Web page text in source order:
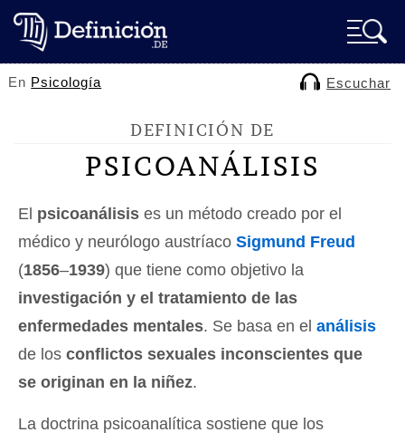
En Psicología Escuchar
DEFINICIÓN DE
PSICOANÁLISIS
El psicoanálisis es un método creado por el
médico y neurólogo austríaco Sigmund Freud
(1856–1939) que tiene como objetivo la
investigación y el tratamiento de las
enfermedades mentales. Se basa en el análisis
de los conflictos sexuales inconscientes que
se originan en la niñez.
La doctrina psicoanalítica sostiene que los